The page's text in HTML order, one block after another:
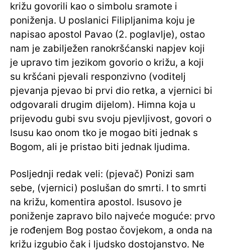
križu govorili kao o simbolu sramote i
poniženja. U poslanici Filipljanima koju je
napisao apostol Pavao (2. poglavlje), ostao
nam je zabilježen ranokršćanski napjev koji
je upravo tim jezikom govorio o križu, a koji
su kršćani pjevali responzivno (voditelj
pjevanja pjevao bi prvi dio retka, a vjernici bi
odgovarali drugim dijelom). Himna koja u
prijevodu gubi svu svoju pjevljivost, govori o
Isusu kao onom tko je mogao biti jednak s
Bogom, ali je pristao biti jednak ljudima.
Posljednji redak veli: (pjevač) Ponizi sam
sebe, (vjernici) poslušan do smrti. I to smrti
na križu, komentira apostol. Isusovo je
poniženje zapravo bilo najveće moguće: prvo
je rođenjem Bog postao čovjekom, a onda na
križu izgubio čak i ljudsko dostojanstvo. Ne